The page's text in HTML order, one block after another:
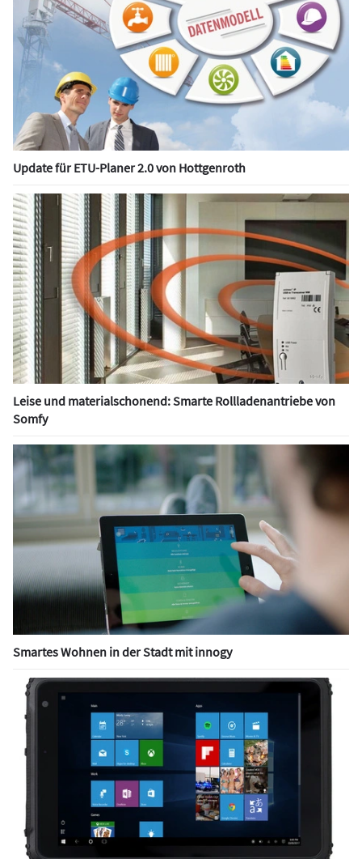
Update für ETU-Planer 2.0 von Hottgenroth
Leise und materialschonend: Smarte Rollladenantriebe von
Somfy
Smartes Wohnen in der Stadt mit innogy